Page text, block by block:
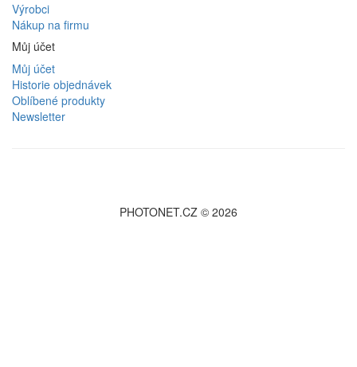
Výrobci
Nákup na firmu
Můj účet
Můj účet
Historie objednávek
Oblíbené produkty
Newsletter
PHOTONET.CZ © 2026